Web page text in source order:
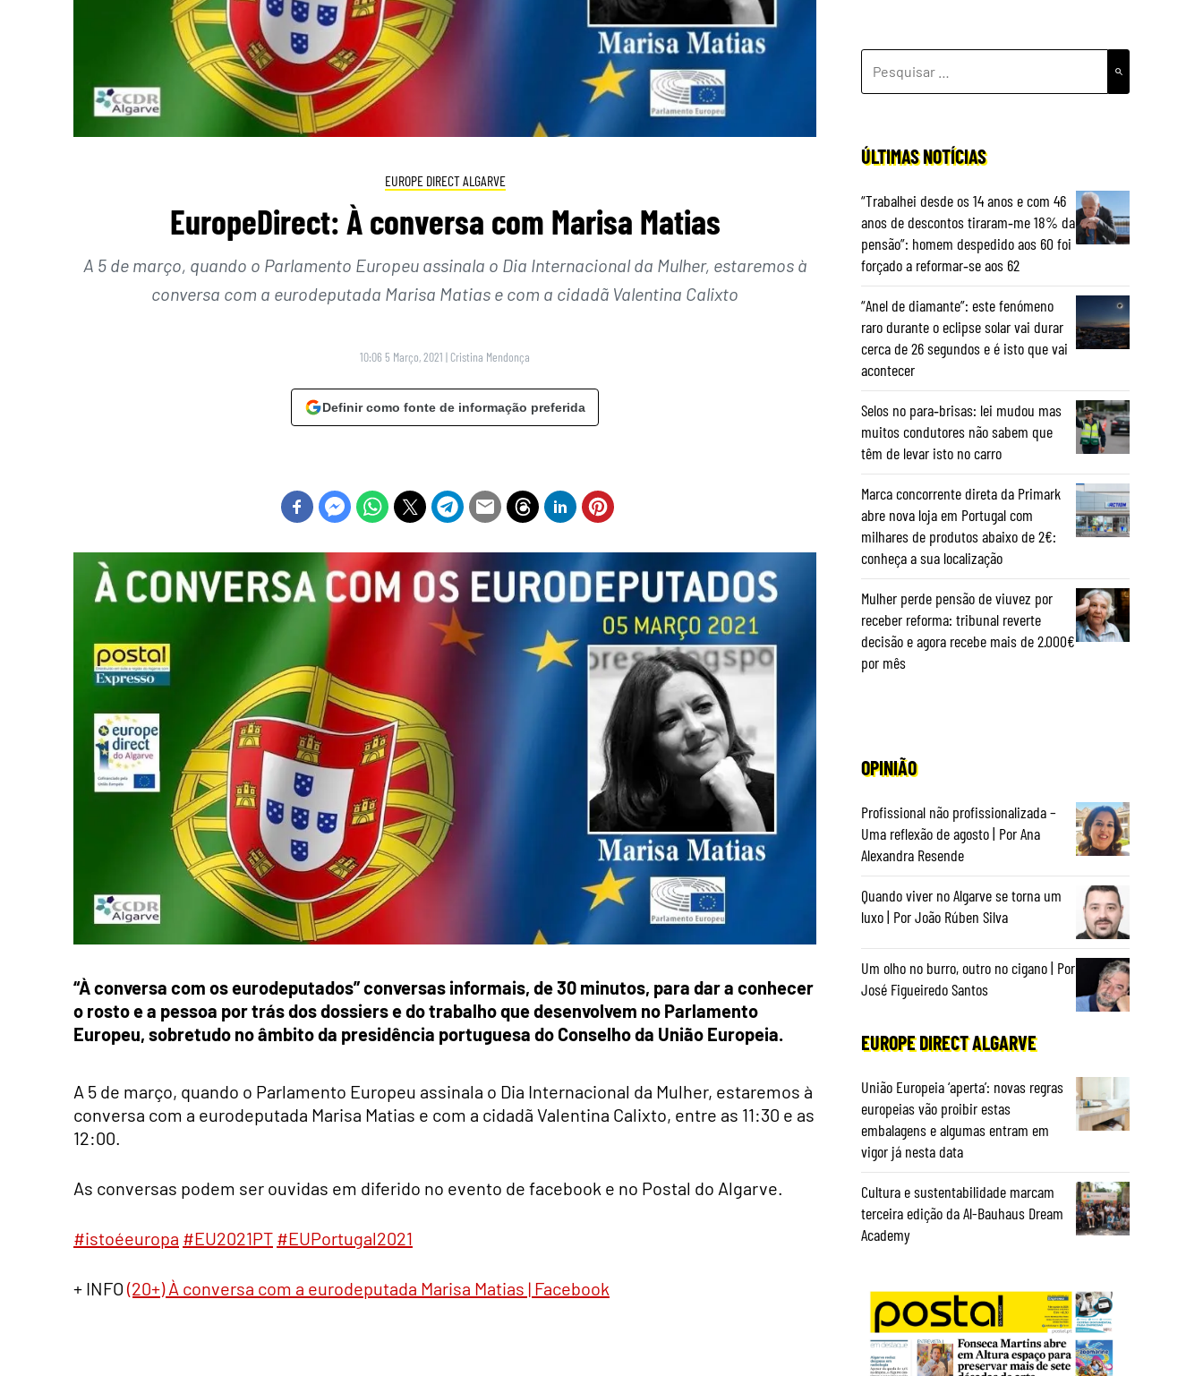
EUROPE DIRECT ALGARVE
EuropeDirect: À conversa com Marisa Matias
A 5 de março, quando o Parlamento Europeu assinala o Dia Internacional da Mulher, estaremos à
conversa com a eurodeputada Marisa Matias e com a cidadã Valentina Calixto
10:06 5 Março, 2021 | Cristina Mendonça
Definir como fonte de informação preferida
“À conversa com os eurodeputados” conversas informais, de 30 minutos, para dar a conhecer
o rosto e a pessoa por trás dos dossiers e do trabalho que desenvolvem no Parlamento
Europeu, sobretudo no âmbito da presidência portuguesa do Conselho da União Europeia.
A 5 de março, quando o Parlamento Europeu assinala o Dia Internacional da Mulher, estaremos à
conversa com a eurodeputada Marisa Matias e com a cidadã Valentina Calixto, entre as 11:30 e as
12:00.
As conversas podem ser ouvidas em diferido no evento de facebook e no Postal do Algarve.
#istoéeuropa #EU2021PT #EUPortugal2021
+ INFO (20+) À conversa com a eurodeputada Marisa Matias | Facebook
POR:
ÚLTIMAS NOTÍCIAS
“Trabalhei desde os 14 anos e com 46
anos de descontos tiraram‑me 18% da
pensão”: homem despedido aos 60 foi
forçado a reformar‑se aos 62
“Anel de diamante”: este fenómeno
raro durante o eclipse solar vai durar
cerca de 26 segundos e é isto que vai
acontecer
Selos no para‑brisas: lei mudou mas
muitos condutores não sabem que
têm de levar isto no carro
Marca concorrente direta da Primark
abre nova loja em Portugal com
milhares de produtos abaixo de 2€:
conheça a sua localização
Mulher perde pensão de viuvez por
receber reforma: tribunal reverte
decisão e agora recebe mais de 2.000€
por mês
OPINIÃO
Profissional não profissionalizada –
Uma reflexão de agosto | Por Ana
Alexandra Resende
Quando viver no Algarve se torna um
luxo | Por João Rúben Silva
Um olho no burro, outro no cigano | Por
José Figueiredo Santos
EUROPE DIRECT ALGARVE
União Europeia ‘aperta’: novas regras
europeias vão proibir estas
embalagens e algumas entram em
vigor já nesta data
Cultura e sustentabilidade marcam
terceira edição da Al-Bauhaus Dream
Academy